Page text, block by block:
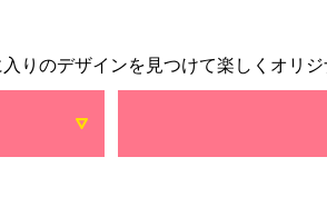
りのデザインを見つけて楽しくオリ